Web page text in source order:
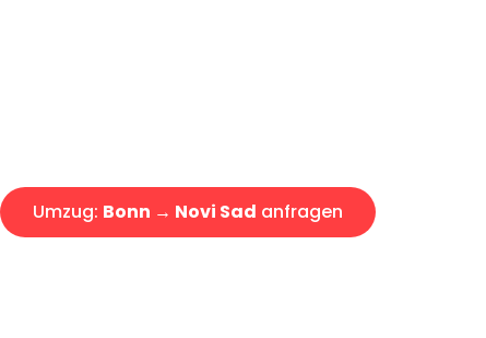
Umzug: Bonn → Novi Sad anfragen